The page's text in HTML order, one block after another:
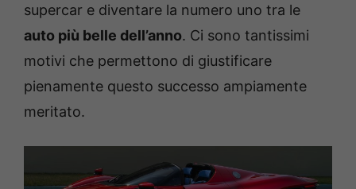
supercar e diventare la numero uno tra le
auto più belle dell’anno. Ci sono tantissimi
motivi che permettono di giustificare
pienamente questo successo ampiamente
meritato.